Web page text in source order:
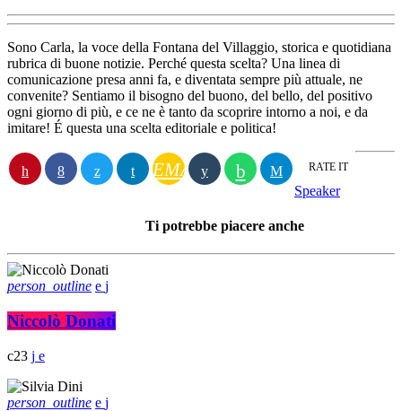
Sono Carla, la voce della Fontana del Villaggio, storica e quotidiana
rubrica di buone notizie. Perché questa scelta? Una linea di
comunicazione presa anni fa, e diventata sempre più attuale, ne
convenite? Sentiamo il bisogno del buono, del bello, del positivo
ogni giorno di più, e ce ne è tanto da scoprire intorno a noi, e da
imitare! É questa una scelta editoriale e politica!
EMAIL RATE IT
Speaker
Ti potrebbe piacere anche
person_outline
Niccolò Donati
23
person_outline